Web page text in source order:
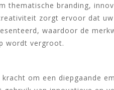
thematische branding,
zorgt ervoor dat
waardoor de
wordt vergroot.
om een diepgaande